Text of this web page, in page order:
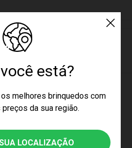
está?
melhores brinquedos com
da sua região.
LOCALIZAÇÃO
o primeiro a avaliá-lo!